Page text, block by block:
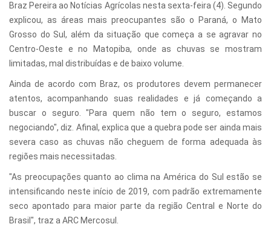
Braz Pereira ao Notícias Agrícolas nesta sexta-feira (4). Segundo
explicou, as áreas mais preocupantes são o Paraná, o Mato
Grosso do Sul, além da situação que começa a se agravar no
Centro-Oeste e no Matopiba, onde as chuvas se mostram
limitadas, mal distribuídas e de baixo volume.
Ainda de acordo com Braz, os produtores devem permanecer
atentos, acompanhando suas realidades e já começando a
buscar o seguro. "Para quem não tem o seguro, estamos
negociando", diz. Afinal, explica que a quebra pode ser ainda mais
severa caso as chuvas não cheguem de forma adequada às
regiões mais necessitadas.
"As preocupações quanto ao clima na América do Sul estão se
intensificando neste início de 2019, com padrão extremamente
seco apontado para maior parte da região Central e Norte do
Brasil", traz a ARC Mercosul.